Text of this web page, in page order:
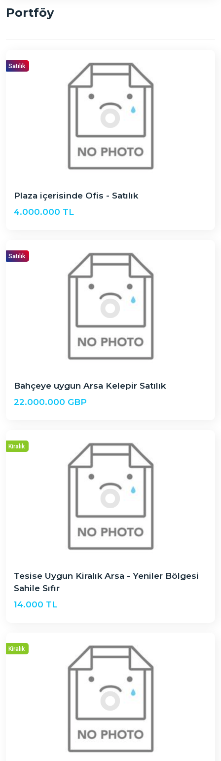
Portföy
Satılık
Plaza içerisinde Ofis - Satılık
4.000.000 TL
Satılık
Bahçeye uygun Arsa Kelepir Satılık
22.000.000 GBP
Kiralık
Tesise Uygun Kiralık Arsa - Yeniler Bölgesi
Sahile Sıfır
14.000 TL
Kiralık